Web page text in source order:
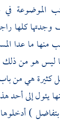
الموضوعة
كلها
منها ما عدا
ليس هو من
كثيرة هي من
يئول إلى أحد
)